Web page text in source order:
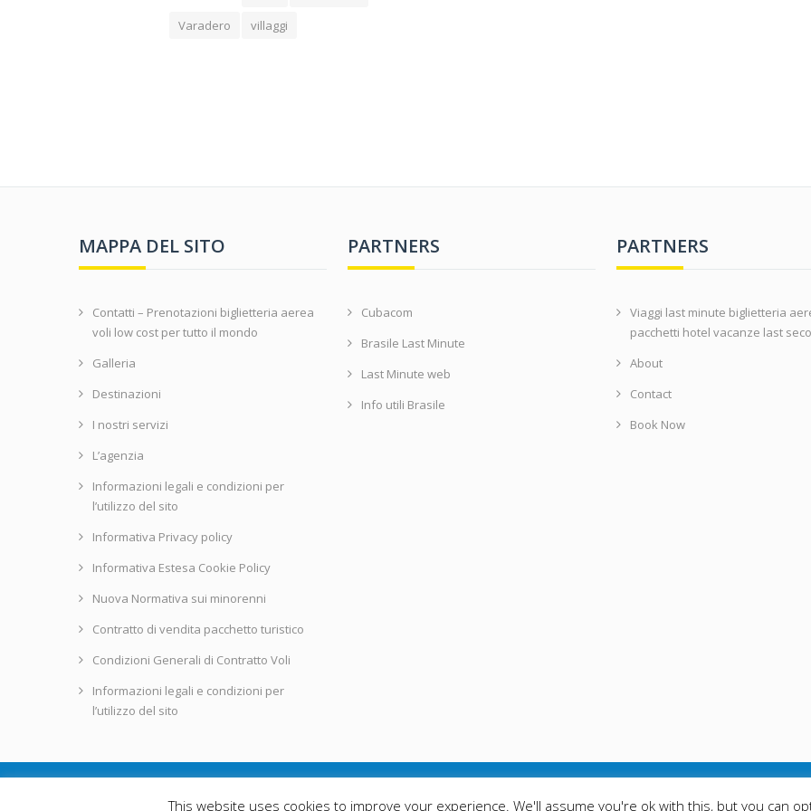
Varadero
villaggi
MAPPA DEL SITO
Contatti – Prenotazioni biglietteria aerea
voli low cost per tutto il mondo
Galleria
Destinazioni
I nostri servizi
L’agenzia
Informazioni legali e condizioni per
l’utilizzo del sito
Informativa Privacy policy
Informativa Estesa Cookie Policy
Nuova Normativa sui minorenni
Contratto di vendita pacchetto turistico
Condizioni Generali di Contratto Voli
Informazioni legali e condizioni per
l’utilizzo del sito
PARTNERS
Cubacom
Brasile Last Minute
Last Minute web
Info utili Brasile
PARTNERS
Viaggi last minute biglietteria
pacchetti hotel vacanze last
About
Contact
Book Now
© 2016 - Mattia Tour
This website uses cookies to improve your experience. We'll assume you're ok with this, but you can